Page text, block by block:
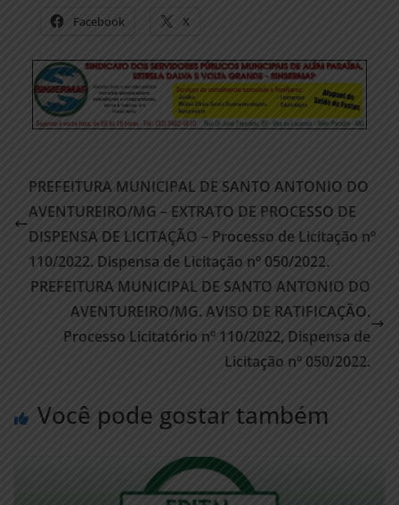
Facebook X
PREFEITURA MUNICIPAL DE SANTO ANTONIO DO
AVENTUREIRO/MG – EXTRATO DE PROCESSO DE
DISPENSA DE LICITAÇÃO – Processo de Licitação nº
110/2022. Dispensa de Licitação nº 050/2022.
PREFEITURA MUNICIPAL DE SANTO ANTONIO DO
AVENTUREIRO/MG. AVISO DE RATIFICAÇÃO.
Processo Licitatório nº 110/2022, Dispensa de
Licitação nº 050/2022.
Você pode gostar também